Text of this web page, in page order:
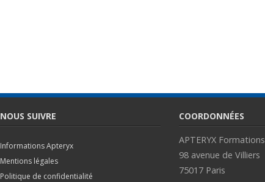
NOUS SUIVRE
Informations Apteryx
Mentions légales
Politique de confidentialité
COORDONNÉES
APTERYX Formations
98 avenue de Villiers
75017 Paris